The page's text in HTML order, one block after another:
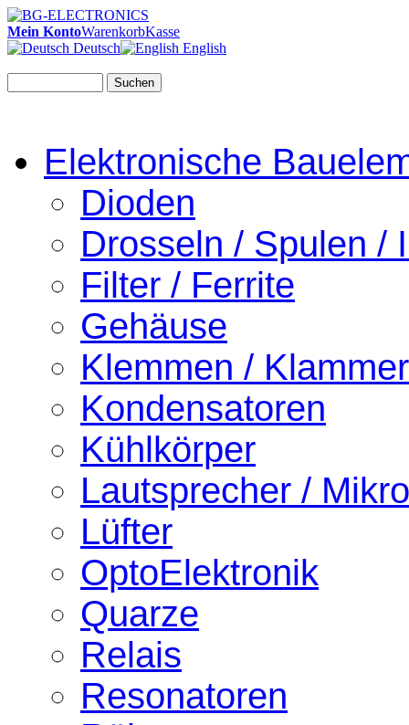
Mein KontoWarenkorbKasse
Deutsch
English
Suchen
Elektronische
Dioden
Drosseln / Spulen /
Filter / Ferrite
Gehäuse
Klemmen /
Kondensatoren
Kühlkörper
Lautsprecher /
Lüfter
OptoElektronik
Quarze
Relais
Resonatoren